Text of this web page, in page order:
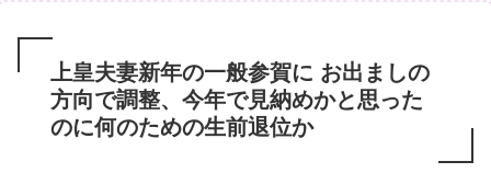
上皇夫妻新年の一般参賀に お出ましの
方向で調整、今年で見納めかと思った
のに何のための生前退位か